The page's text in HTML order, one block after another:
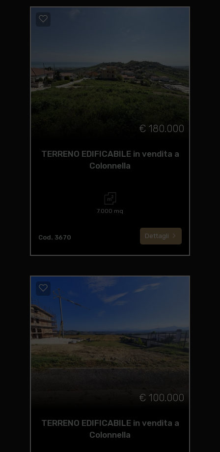
€ 180.000
TERRENO EDIFICABILE in vendita a
Colonnella
7.000 mq
Cod. 3670 Dettagli
€ 100.000
TERRENO EDIFICABILE in vendita a
Colonnella